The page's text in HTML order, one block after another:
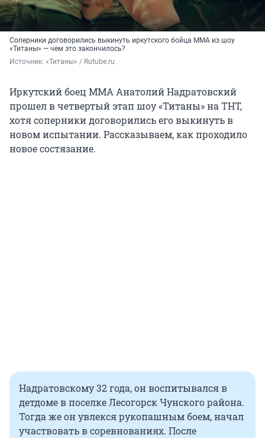
Соперники договорились выкинуть иркутского бойца ММА из шоу
«Титаны» — чем это закончилось?
Источник: «Титаны» / Rutube.ru
Иркутский боец ММА Анатолий Надратовский
прошел в четвертый этап шоу «Титаны» на ТНТ,
хотя соперники договорились его выкинуть в
новом испытании. Рассказываем, как проходило
новое состязание.
Надратовскому 32 года, он воспитывался в
детдоме в поселке Лесогорск Чунского района.
Тогда же он увлекся рукопашным боем, начал
участвовать в соревнованиях. После